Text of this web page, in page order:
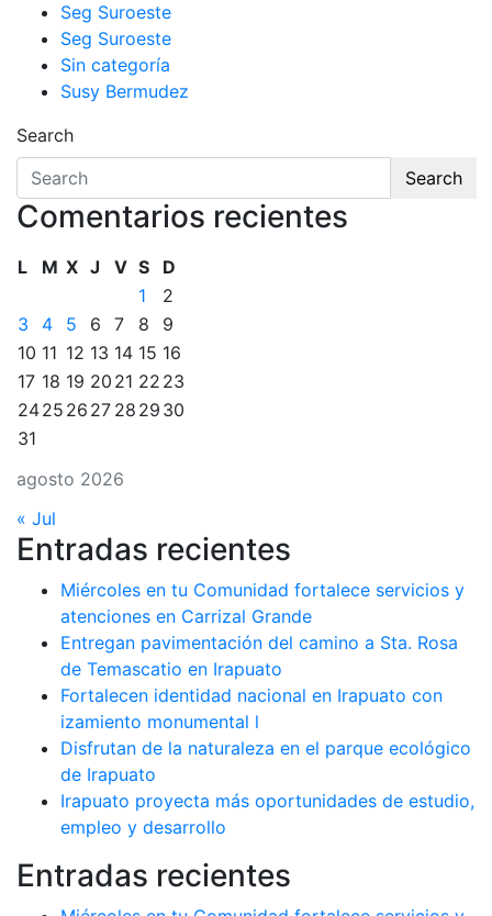
Seg Suroeste
Seg Suroeste
Sin categoría
Susy Bermudez
Search
Search
Comentarios recientes
agosto 2026
L M X J V S
D
1
2
3
4 5 6 7 8
9
10 11 12 13 14 15 16
17 18 19 20 21 22 23
2425 26 27 28 29 30
31
« Jul
Entradas recientes
Miércoles en tu Comunidad fortalece servicios y
atenciones en Carrizal Grande
Entregan pavimentación del camino a Sta. Rosa
de Temascatio en Irapuato
Fortalecen identidad nacional en Irapuato con
izamiento monumental l
Disfrutan de la naturaleza en el parque ecológico
de Irapuato
Irapuato proyecta más oportunidades de estudio,
empleo y desarrollo
Entradas recientes